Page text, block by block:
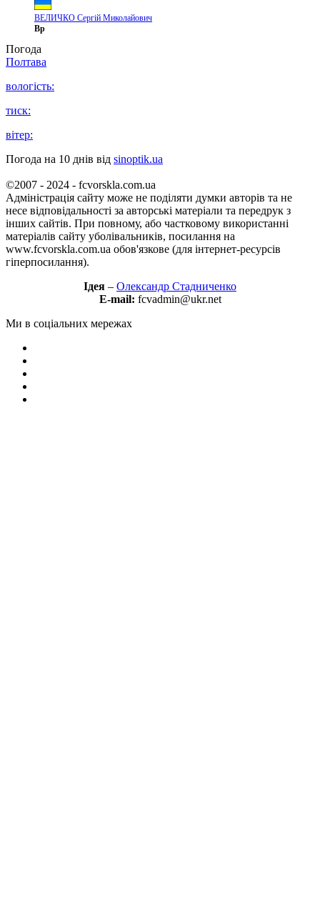
ВЕЛИЧКО Сергій Миколайович
Вр
Погода
Полтава
вологість:
тиск:
вітер:
Погода на 10 днів від sinoptik.ua
©2007 - 2024 - fcvorskla.com.ua
Адміністрація сайту може не поділяти думки авторів та не
несе відповідальності за авторські матеріали та передрук з
інших сайтів. При повному, або частковому використанні
матеріалів сайту уболівальників, посилання на
www.fcvorskla.com.ua обов'язкове (для інтернет-ресурсів
гіперпосилання).
Ідея – Олександр Стадниченко
E-mail: fcvadmin@ukr.net
Ми в соціальних мережах